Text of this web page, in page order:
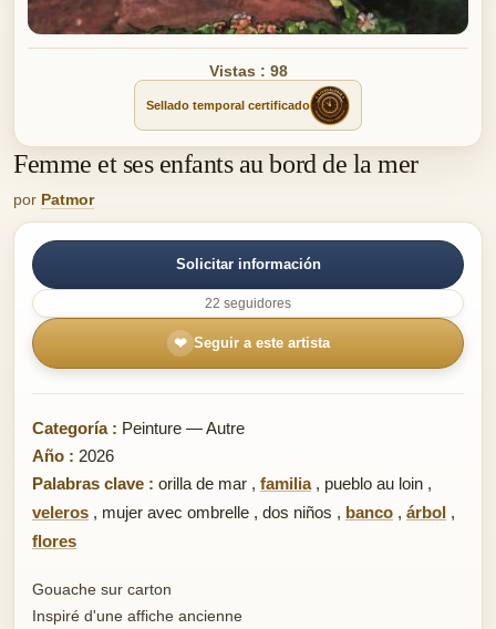
Vistas : 98
Sellado temporal certificado
Femme et ses enfants au bord de la mer
por Patmor
Solicitar información
22 seguidores
❤ Seguir a este artista
Categoría : Peinture — Autre
Año : 2026
Palabras clave : orilla de mar , familia, pueblo au loin ,
veleros , mujer avec ombrelle , dos niños , banco , árbol ,
flores
Gouache sur carton
Inspiré d'une affiche ancienne